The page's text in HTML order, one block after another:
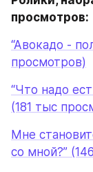
просмотров:
“Авокадо -
просмотров)
“Что надо
(181 тыс
Мне
со мной?”